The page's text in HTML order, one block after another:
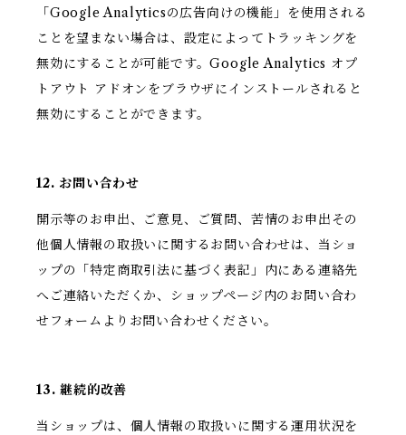
「Google Analyticsの広告向けの機能」を使用される
ことを望まない場合は、設定によってトラッキングを
無効にすることが可能です。Google Analytics オプ
トアウト アドオンをブラウザにインストールされると
無効にすることができます。
12. お問い合わせ
開示等のお申出、ご意見、ご質問、苦情のお申出その
他個人情報の取扱いに関するお問い合わせは、当ショ
ップの「特定商取引法に基づく表記」内にある連絡先
へご連絡いただくか、ショップページ内のお問い合わ
せフォームよりお問い合わせください。
13. 継続的改善
当ショップは、個人情報の取扱いに関する運用状況を